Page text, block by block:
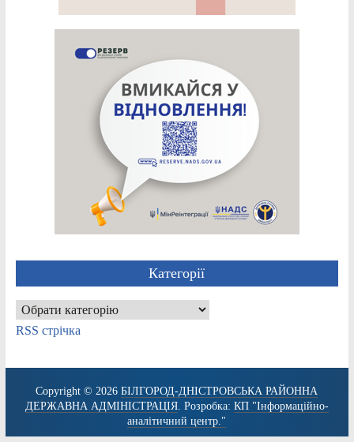
Категорії
Категорії
RSS стрічка
Copyright © 2026БІЛГОРОД-ДНІСТРОВСЬКА РАЙОННА
ДЕРЖАВНА АДМІНІСТРАЦІЯ. Розробка: КП "Інформаційно-
аналітичний центр."